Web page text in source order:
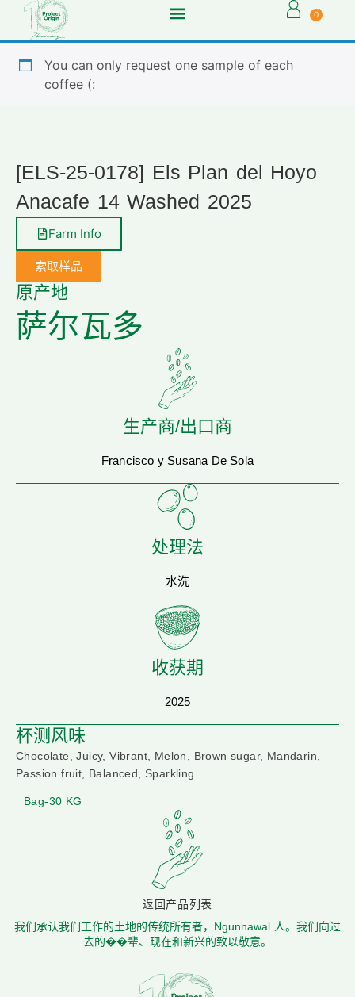
0
You can only request one sample of each
coffee (:
[ELS-25-0178] Els Plan del Hoyo
Anacafe 14 Washed 2025
Farm Info
索取样品
原产地
萨尔瓦多
生产商/出口商
Francisco y Susana De Sola
处理法
水洗
收获期
2025
杯测风味
Chocolate, Juicy, Vibrant, Melon, Brown sugar, Mandarin,
Passion fruit, Balanced, Sparkling
Bag-30 KG
返回产品列表
我们承认我们工作的土地的传统所有者，Ngunnawal 人。我们向过
去的��辈、现在和新兴的致以敬意。